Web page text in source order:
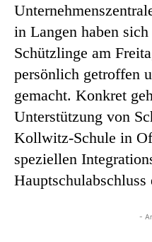
in Langen haben
Schützlinge am
persönlich getroffen
gemacht. Konkret
Unterstützung von
Kollwitz-Schule in
speziellen
Hauptschulabschluss
-